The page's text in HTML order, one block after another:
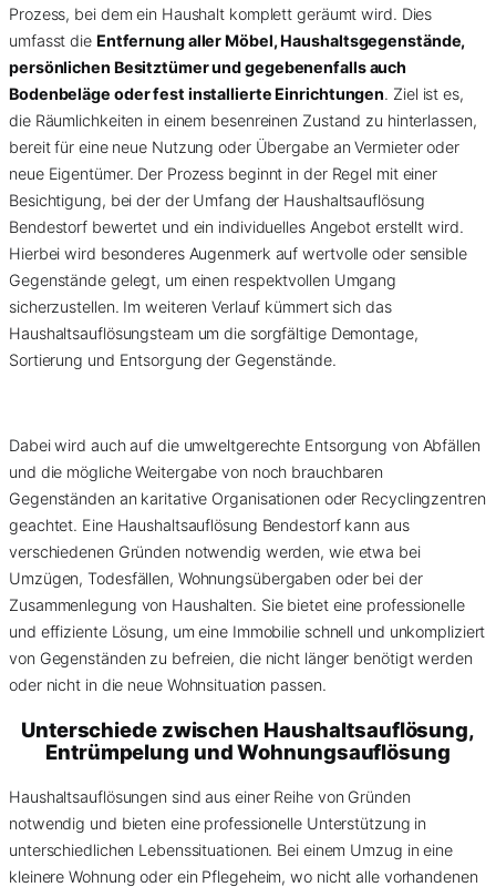
Prozess, bei dem ein Haushalt komplett geräumt wird. Dies
umfasst die Entfernung aller Möbel, Haushaltsgegenstände,
persönlichen Besitztümer und gegebenenfalls auch
Bodenbeläge oder fest installierte Einrichtungen. Ziel ist es,
die Räumlichkeiten in einem besenreinen Zustand zu hinterlassen,
bereit für eine neue Nutzung oder Übergabe an Vermieter oder
neue Eigentümer. Der Prozess beginnt in der Regel mit einer
Besichtigung, bei der der Umfang der Haushaltsauflösung
Bendestorf bewertet und ein individuelles Angebot erstellt wird.
Hierbei wird besonderes Augenmerk auf wertvolle oder sensible
Gegenstände gelegt, um einen respektvollen Umgang
sicherzustellen. Im weiteren Verlauf kümmert sich das
Haushaltsauflösungsteam um die sorgfältige Demontage,
Sortierung und Entsorgung der Gegenstände.
Dabei wird auch auf die umweltgerechte Entsorgung von Abfällen
und die mögliche Weitergabe von noch brauchbaren
Gegenständen an karitative Organisationen oder Recyclingzentren
geachtet. Eine Haushaltsauflösung Bendestorf kann aus
verschiedenen Gründen notwendig werden, wie etwa bei
Umzügen, Todesfällen, Wohnungsübergaben oder bei der
Zusammenlegung von Haushalten. Sie bietet eine professionelle
und effiziente Lösung, um eine Immobilie schnell und unkompliziert
von Gegenständen zu befreien, die nicht länger benötigt werden
oder nicht in die neue Wohnsituation passen.
Unterschiede zwischen Haushaltsauflösung,
Entrümpelung und Wohnungsauflösung
Haushaltsauflösungen sind aus einer Reihe von Gründen
notwendig und bieten eine professionelle Unterstützung in
unterschiedlichen Lebenssituationen. Bei einem Umzug in eine
kleinere Wohnung oder ein Pflegeheim, wo nicht alle vorhandenen